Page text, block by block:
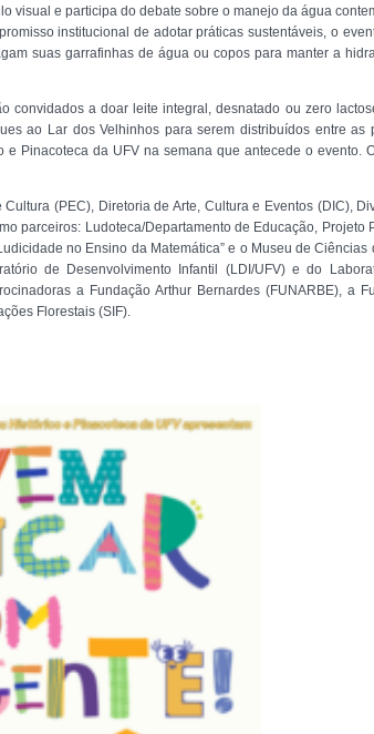
visual e participa do debate sobre o manejo da água
institucional de adotar práticas sustentáveis, o
suas garrafinhas de água ou copos para manter a
convidados a doar leite integral, desnatado ou zero
ao Lar dos Velhinhos para serem distribuídos entre as
Pinacoteca da UFV na semana que antecede o evento.
(PEC), Diretoria de Arte, Cultura e Eventos (DIC),
parceiros: Ludoteca/Departamento de Educação, Projeto
no Ensino da Matemática” e o Museu de Ciências
de Desenvolvimento Infantil (LDI/UFV) e do
a Fundação Arthur Bernardes (FUNARBE), a
Florestais (SIF).